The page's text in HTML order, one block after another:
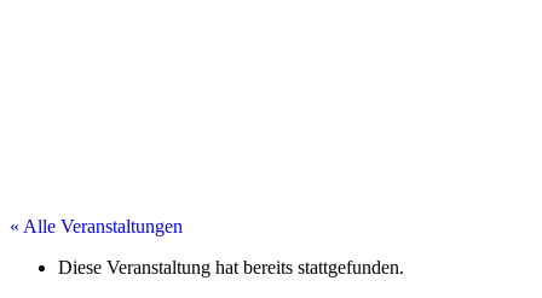
« Alle Veranstaltungen
Diese Veranstaltung hat bereits stattgefunden.